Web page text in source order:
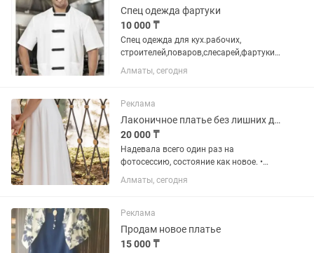
Спец одежда фартуки
10 000 ₸
Спец одежда для кух.рабочих,
строителей,поваров,слесарей,фартуки,к
омбинезоны и спецобувь.
Алматы, сегодня
Реклама
Лаконичное платье без лишних деталей
20 000 ₸
Надевала всего один раз на
фотосессию, состояние как новое. •
Размер XS-S • Очень красиво садится
по фигуре • Легкая струящаяся ткань •
фасон
Алматы, сегодня
Реклама
Продам новое платье
15 000 ₸